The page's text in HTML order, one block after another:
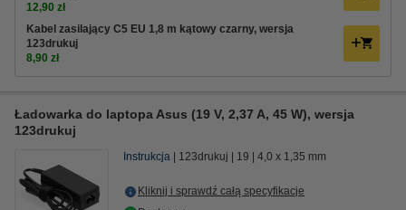
12,90 zł
Kabel zasilający C5 EU 1,8 m kątowy czarny, wersja
123drukuj
8,90 zł
Ładowarka do laptopa Asus (19 V, 2,37 A, 45 W), wersja
123drukuj
Instrukcja 123drukuj 19 4,0 x 1,35 mm
Kliknij i sprawdź całą specyfikacje